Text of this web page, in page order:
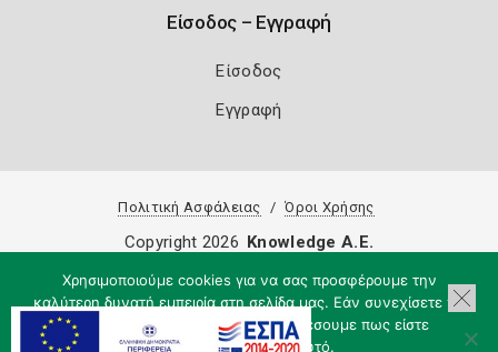
Είσοδος – Εγγραφή
Είσοδος
Εγγραφή
Πολιτική Ασφάλειας Όροι Χρήσης
Χρησιμοποιούμε cookies για να σας προσφέρουμε την
καλύτερη δυνατή εμπειρία στη σελίδα μας. Εάν συνεχίσετε να
χρησιμοποιείτε τη σελίδα, θα υποθέσουμε πως είστε
ικανοποιημένοι με αυτό.
Copyright 2026 Knowledge A.E.